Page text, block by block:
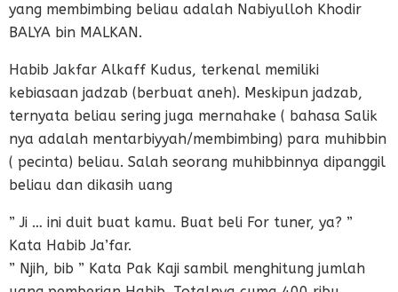
yang membimbing beliau adalah Nabiyulloh Khodir
BALYA bin MALKAN.
Habib Jakfar Alkaff Kudus, terkenal memiliki
kebiasaan jadzab (berbuat aneh). Meskipun jadzab,
ternyata beliau sering juga mernahake ( bahasa Salik
nya adalah mentarbiyyah/membimbing) para muhibbin
( pecinta) beliau. Salah seorang muhibbinnya dipanggil
beliau dan dikasih uang
” Ji … ini duit buat kamu. Buat beli For tuner, ya? ”
Kata Habib Ja’far.
” Njih, bib ” Kata Pak Kaji sambil menghitung jumlah